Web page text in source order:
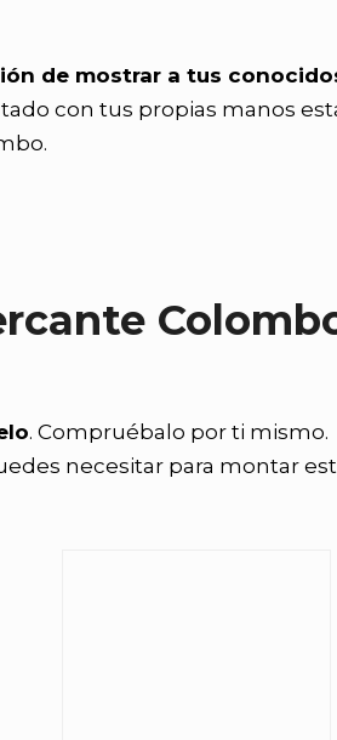
de mostrar a tus
con tus propias manos
. Compruébalo por ti mismo.
necesitar para montar